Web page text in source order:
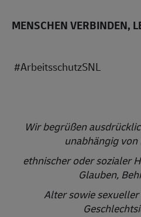
MENSCHEN VERBINDEN,
#ArbeitsschutzSNL
Wir begrüßen
unabhängig
ethnischer oder sozialer
Glauben,
Alter sowie